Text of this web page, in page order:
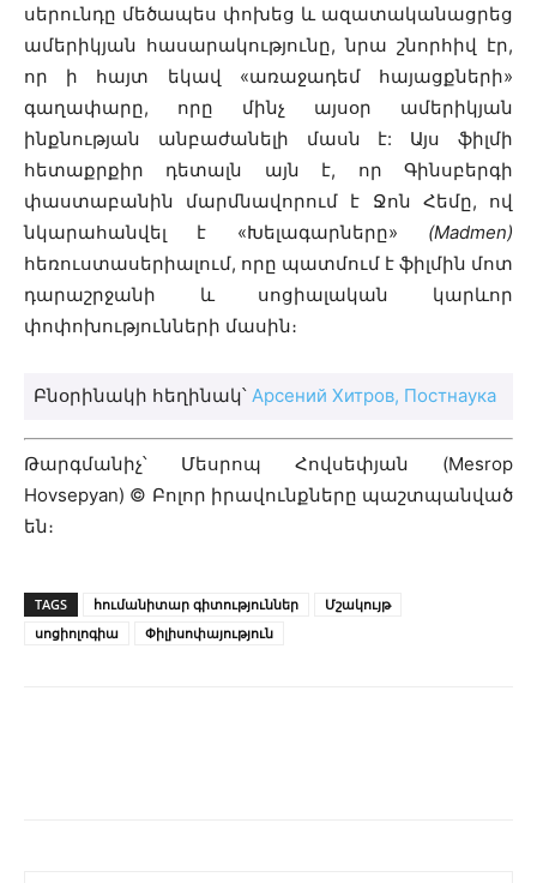
սերունդը մեծապես փոխեց և ազատականացրեց
ամերիկյան հասարակությունը, նրա շնորհիվ էր,
որ ի հայտ եկավ «առաջադեմ հայացքների»
գաղափարը, որը մինչ այսօր ամերիկյան
ինքնության անբաժանելի մասն է: Այս ֆիլմի
հետաքրքիր դետալն այն է, որ Գինսբերգի
փաստաբանին մարմնավորում է Ջոն Հեմը, ով
նկարահանվել է «Խելագարները» (Madmen)
հեռուստասերիալում, որը պատմում է ֆիլմին մոտ
դարաշրջանի և սոցիալական կարևոր
փոփոխությունների մասին։
Բնօրինակի հեղինակ՝ Арсений Хитров, Постнаука
Թարգմանիչ՝ Մեսրոպ Հովսեփյան (Mesrop
Hovsepyan) © Բոլոր իրավունքները պաշտպանված
են։
TAGS հումանիտար գիտություններ
Մշակույթ
սոցիոլոգիա
Փիլիսոփայություն